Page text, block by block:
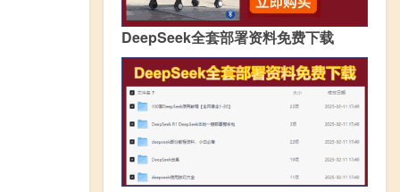
DeepSeek全套部署资料免费下载